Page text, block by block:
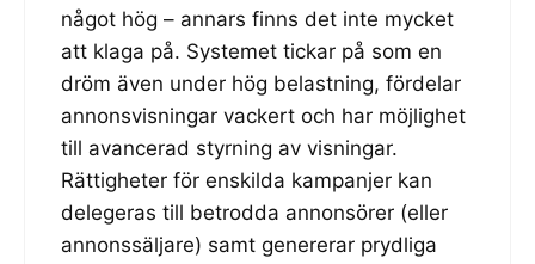
något hög – annars finns det inte mycket
att klaga på. Systemet tickar på som en
dröm även under hög belastning, fördelar
annonsvisningar vackert och har möjlighet
till avancerad styrning av visningar.
Rättigheter för enskilda kampanjer kan
delegeras till betrodda annonsörer (eller
annonssäljare) samt genererar prydliga